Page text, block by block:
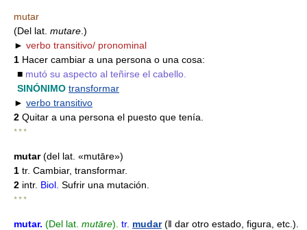
mutar
(Del lat. mutare .)
► verbo transitivo/ pronominal
1 Hacer cambiar a una persona o una cosa:
■ mutó su aspecto al teñirse el cabello.
SINÓNIMO transformar
► verbo transitivo
2 Quitar a una persona el puesto que tenía.
* * *
mutar(del lat. «mutāre»)
1 tr. Cambiar, transformar.
2 intr. Biol. Sufrir una mutación.
* * *
mutar. (Del lat. mutāre). tr. mudar(ǁ dar otro estado, figura, etc.).